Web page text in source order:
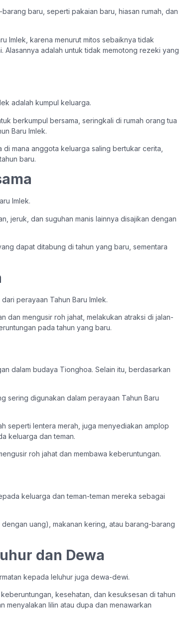
baru, seperti pakaian baru, hiasan rumah, dan
Imlek, karena menurut mitos sebaiknya tidak
Alasannya adalah untuk tidak memotong rezeki yang
adalah kumpul keluarga.
berkumpul bersama, seringkali di rumah orang tua
Baru Imlek.
mana anggota keluarga saling bertukar cerita,
baru.
Imlek.
jeruk, dan suguhan manis lainnya disajikan dengan
dapat ditabung di tahun yang baru, sementara
perayaan Tahun Baru Imlek.
dan mengusir roh jahat, melakukan atraksi di jalan-
pada tahun yang baru.
dalam budaya Tionghoa. Selain itu, berdasarkan
sering digunakan dalam perayaan Tahun Baru
seperti lentera merah, juga menyediakan amplop
keluarga dan teman.
roh jahat dan membawa keberuntungan.
keluarga dan teman-teman mereka sebagai
uang), makanan kering, atau barang-barang
dan Dewa
kepada leluhur juga dewa-dewi.
kesehatan, dan kesuksesan di tahun
menyalakan lilin atau dupa dan menawarkan